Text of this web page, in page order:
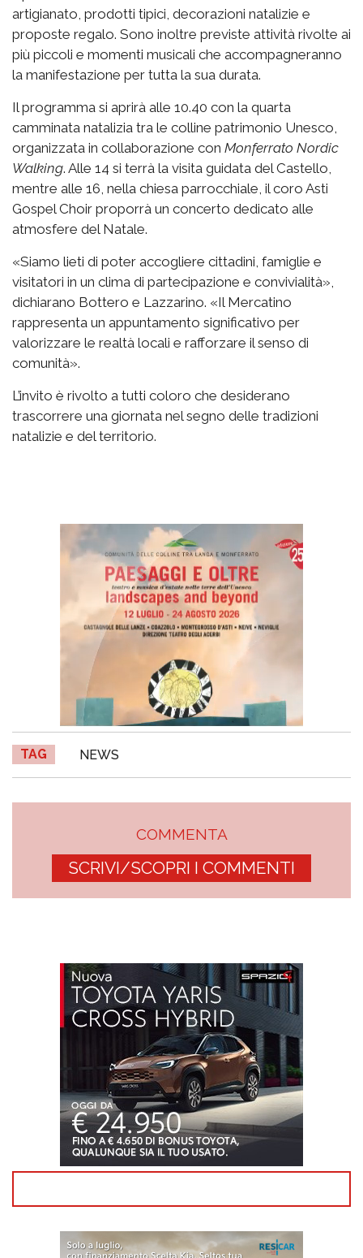
artigianato, prodotti tipici, decorazioni natalizie e
proposte regalo. Sono inoltre previste attività rivolte ai
più piccoli e momenti musicali che accompagneranno
la manifestazione per tutta la sua durata.
Il programma si aprirà alle 10.40 con la quarta
camminata natalizia tra le colline patrimonio Unesco,
organizzata in collaborazione con Monferrato Nordic
Walking. Alle 14 si terrà la visita guidata del Castello,
mentre alle 16, nella chiesa parrocchiale, il coro Asti
Gospel Choir proporrà un concerto dedicato alle
atmosfere del Natale.
«Siamo lieti di poter accogliere cittadini, famiglie e
visitatori in un clima di partecipazione e convivialità»,
dichiarano Bottero e Lazzarino. «Il Mercatino
rappresenta un appuntamento significativo per
valorizzare le realtà locali e rafforzare il senso di
comunità».
L’invito è rivolto a tutti coloro che desiderano
trascorrere una giornata nel segno delle tradizioni
natalizie e del territorio.
TAG NEWS
COMMENTA
SCRIVI/SCOPRI I COMMENTI